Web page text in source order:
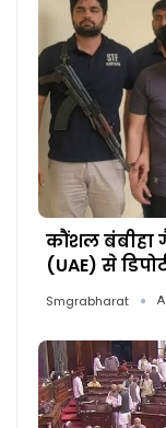
कौंशल बंबीहा
(UAE) से
Smgrabharat